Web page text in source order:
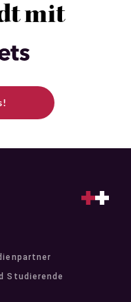
mit
Studierende